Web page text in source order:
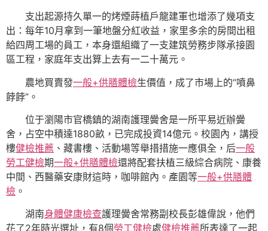
支出起源持久單一的烤煙蒔植戶龍建軍也增添了幾項支
出：每年10月拿到一筆地盤分紅收益，家里多余的房間出租
給四周工場的員工，本身還組織了一支建筑勞務步隊承接園
區工程，家庭年支出算上去有一二十萬元。
農地買賣發一般+供膳體檢生價值，成了市場上的“噴鼻
餑餑”。
位于瀏陽市官橋鎮的湖南護理黌舍是一所平易近辦黌
舍，占空中積達1880畝，已完成投資14億元。校園內，講授
樓健檢推薦 、藏書樓、活動場等舉措措施一應俱全，后一般
勞工健檢期一般+供膳體檢還將配套扶植三級綜合病院、康養
中間、西醫藥安康財這時，咖啡館內。產園等一般+供膳體
檢 。
湖南身體健康檢查護理黌舍常務副校長彭雄偉說，他們
花了2年時光選址，有8個勞工健檢處健檢推薦所表達了一起